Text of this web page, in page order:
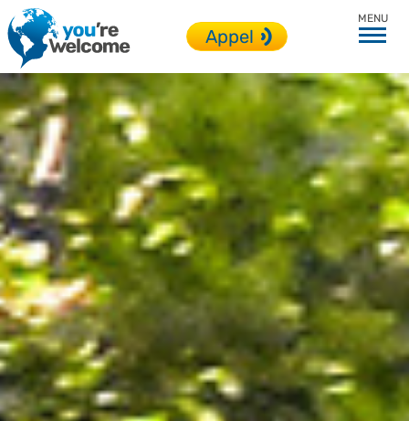
Appel
Toutes nos destinations